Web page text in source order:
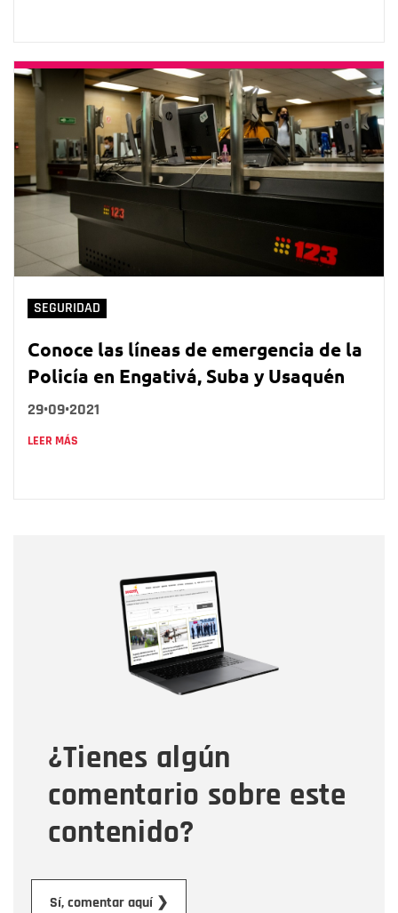
SEGURIDAD
Conoce las líneas de emergencia de la
Policía en Engativá, Suba y Usaquén
29•09•2021
LEER MÁS
¿Tienes algún
comentario sobre este
contenido?
Sí, comentar aquí ❯
Correo electrónico
Tipo de comentario
Mensaje